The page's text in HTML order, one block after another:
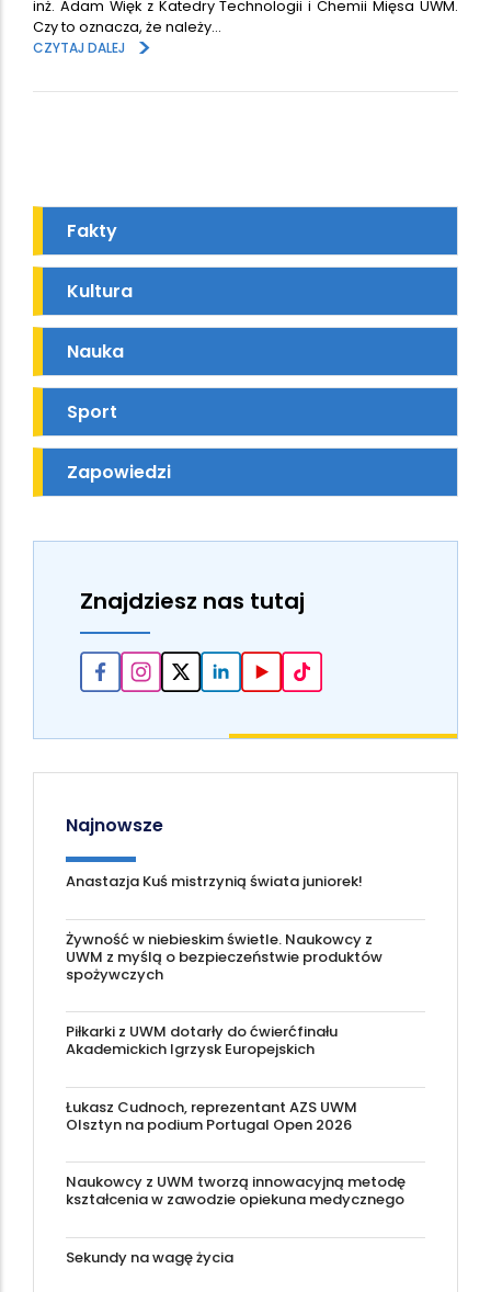
inż. Adam Więk z Katedry Technologii i Chemii Mięsa UWM.
Czy to oznacza, że należy…
CZYTAJ DALEJ
>
Fakty
Kultura
Nauka
Sport
Zapowiedzi
Znajdziesz nas tutaj
Najnowsze
Anastazja Kuś mistrzynią świata juniorek!
Żywność w niebieskim świetle. Naukowcy z
UWM z myślą o bezpieczeństwie produktów
spożywczych
Piłkarki z UWM dotarły do ćwierćfinału
Akademickich Igrzysk Europejskich
Łukasz Cudnoch, reprezentant AZS UWM
Olsztyn na podium Portugal Open 2026
Naukowcy z UWM tworzą innowacyjną metodę
kształcenia w zawodzie opiekuna medycznego
Sekundy na wagę życia